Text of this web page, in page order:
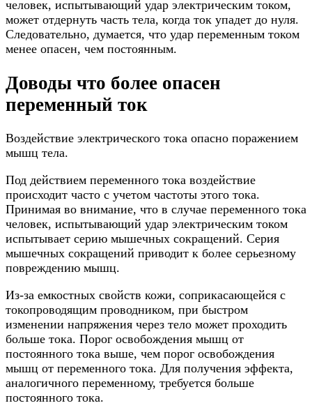
человек, испытывающий удар электрическим током,
может отдернуть часть тела, когда ток упадет до нуля.
Следовательно, думается, что удар переменным током
менее опасен, чем постоянным.
Доводы что более опасен
переменный ток
Воздействие электрического тока опасно поражением
мышц тела.
Под действием переменного тока воздействие
происходит часто с учетом частоты этого тока.
Принимая во внимание, что в случае переменного тока
человек, испытывающий удар электрическим током
испытывает серию мышечных сокращений. Серия
мышечных сокращений приводит к более серьезному
повреждению мышц.
Из-за емкостных свойств кожи, соприкасающейся с
токопроводящим проводником, при быстром
изменении напряжения через тело может проходить
больше тока. Порог освобождения мышц от
постоянного тока выше, чем порог освобождения
мышц от переменного тока. Для получения эффекта,
аналогичного переменному, требуется больше
постоянного тока.